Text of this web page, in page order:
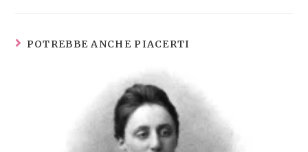
POTREBBE ANCHE PIACERTI